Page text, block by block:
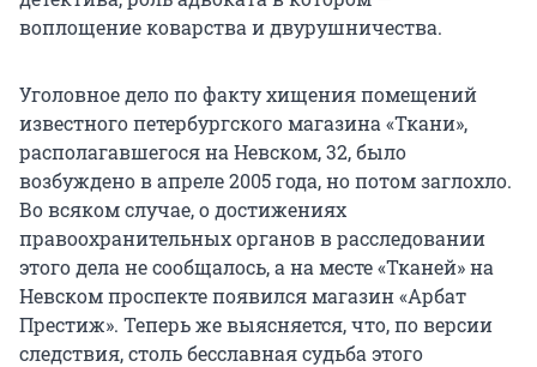
воплощение коварства и двурушничества.
Уголовное дело по факту хищения помещений
известного петербургского магазина «Ткани»,
располагавшегося на Невском, 32, было
возбуждено в апреле 2005 года, но потом заглохло.
Во всяком случае, о достижениях
правоохранительных органов в расследовании
этого дела не сообщалось, а на месте «Тканей» на
Невском проспекте появился магазин «Арбат
Престиж». Теперь же выясняется, что, по версии
следствия, столь бесславная судьба этого